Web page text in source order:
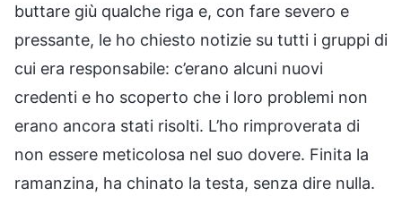
buttare giù qualche riga e, con fare severo e
pressante, le ho chiesto notizie su tutti i gruppi di
cui era responsabile: c’erano alcuni nuovi
credenti e ho scoperto che i loro problemi non
erano ancora stati risolti. L’ho rimproverata di
non essere meticolosa nel suo dovere. Finita la
ramanzina, ha chinato la testa, senza dire nulla.